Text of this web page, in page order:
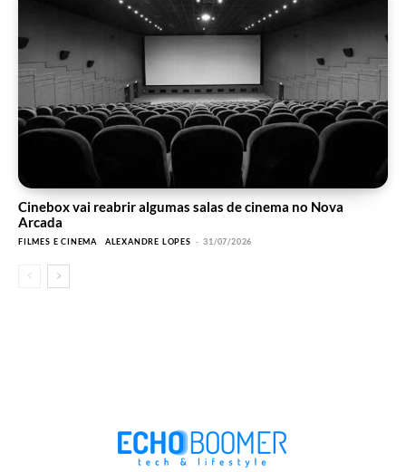
Cinebox vai reabrir algumas salas de cinema no Nova
Arcada
FILMES E CINEMA ALEXANDRE LOPES - 31/07/2026